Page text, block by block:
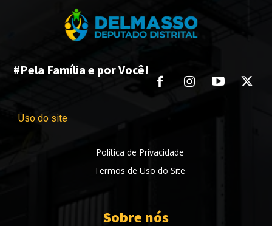
#Pela Família e por Você!
Uso do site
Política de Privacidade
Termos de Uso do Site
Sobre nós